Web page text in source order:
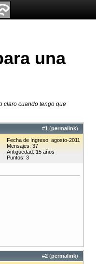
una
claro cuando tengo que
#1 (permalink)
Fecha de Ingreso: agosto-2011
Mensajes: 37
Antigüedad: 15 años
Puntos: 3
#2 (permalink)